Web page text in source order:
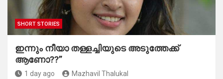
SHORT STORIES
ഇന്നും നീയാ തള്ളച്ചിയുടെ അടുത്തേക്ക്
ആണോ??”
1 day ago Mazhavil Thalukal